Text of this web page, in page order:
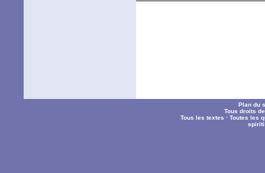
Plan du
Tous droits
Tous les textes ·Toutes les